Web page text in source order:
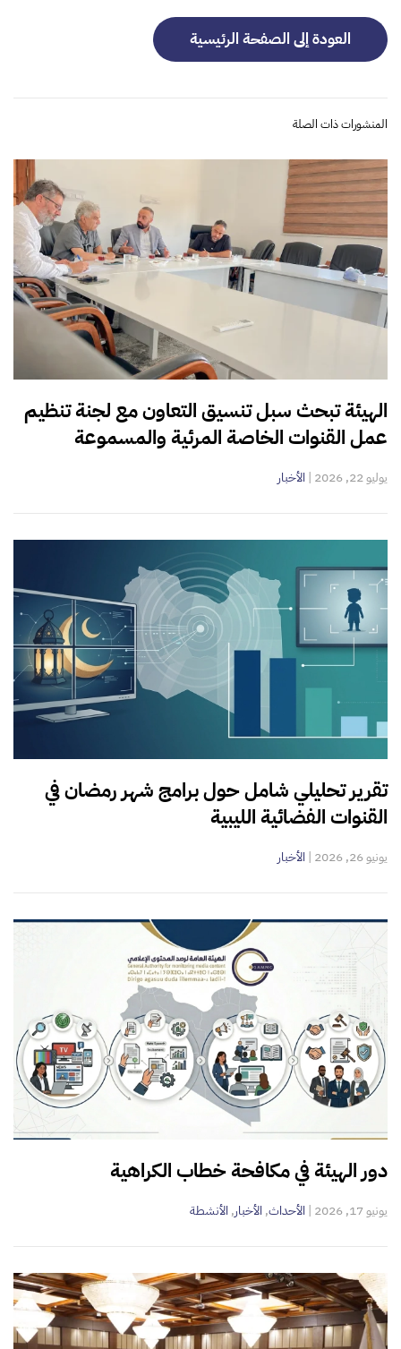
العودة إلى الصفحة الرئيسية
المنشورات ذات الصلة
الهيئة تبحث سبل تنسيق التعاون مع لجنة تنظيم
عمل القنوات الخاصة المرئية والمسموعة
يوليو 22, 2026 | الأخبار
تقرير تحليلي شامل حول برامج شهر رمضان في
القنوات الفضائية الليبية
يونيو 26, 2026 | الأخبار
دور الهيئة في مكافحة خطاب الكراهية
يونيو 17, 2026 | الأحداث, الأخبار, الأنشطة